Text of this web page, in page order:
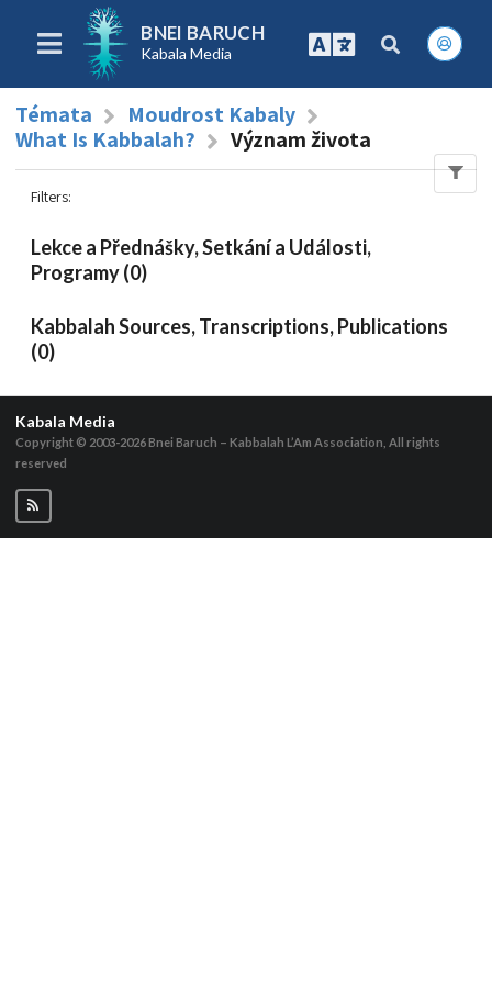
BNEI BARUCH
Kabala Media
Témata
Moudrost Kabaly
What Is Kabbalah?
Význam života
Filters:
Lekce a Přednášky, Setkání a Události,
Programy (0)
Kabbalah Sources, Transcriptions, Publications
(0)
Kabala Media
Copyright © 2003-2026Bnei Baruch – Kabbalah L’Am Association, All rights
reserved